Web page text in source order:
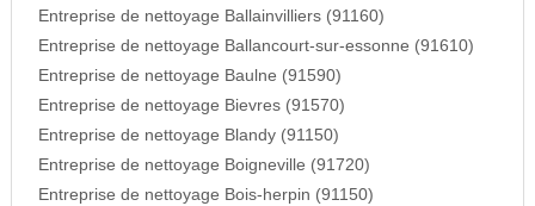
Entreprise de nettoyage Ballainvilliers (91160)
Entreprise de nettoyage Ballancourt-sur-essonne (91610)
Entreprise de nettoyage Baulne (91590)
Entreprise de nettoyage Bievres (91570)
Entreprise de nettoyage Blandy (91150)
Entreprise de nettoyage Boigneville (91720)
Entreprise de nettoyage Bois-herpin (91150)